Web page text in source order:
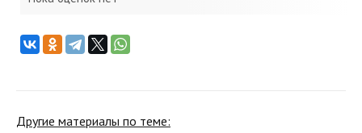
Другие материалы по теме: